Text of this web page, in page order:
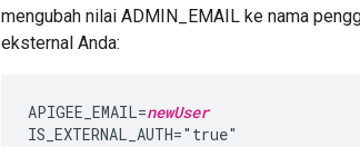
mengubah nilai ADMIN_EMAIL ke nama
eksternal Anda:
APIGEE_EMAIL=newUser
IS_EXTERNAL_AUTH="true"